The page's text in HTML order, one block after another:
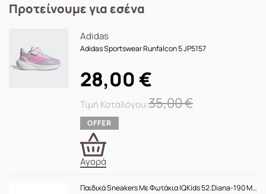
Προτείνουμε για εσένα
Adidas
Adidas Sportswear Runfalcon 5 JP5157
35,00€
28,00 €
Αγορά
Παιδικά Sneakers Με Φωτάκια IQKids 52.Diana-190 Multi